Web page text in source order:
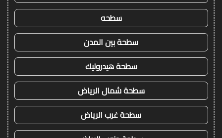
سطحه
سطحة بين المدن
سطحة هيدروليك
سطحة شمال الرياض
سطحة غرب الرياض